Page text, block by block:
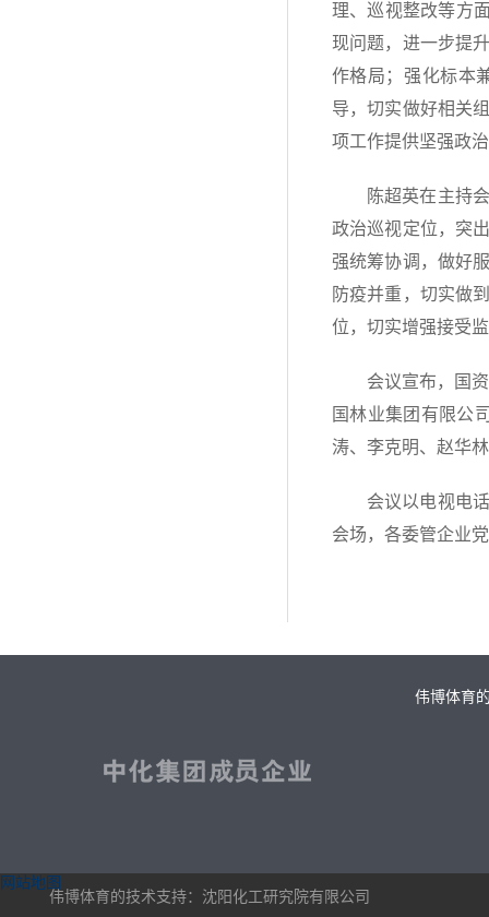
理、巡视整改等方
现问题，进一步提
作格局；强化标本
导，切实做好相关
项工作提供坚强政
陈超英在主持
政治巡视定位，突
强统筹协调，做好
防疫并重，切实做
位，切实增强接受
会议宣布，国
国林业集团有限公
涛、李克明、赵华
会议以电视电
会场，各委管企业
伟博体育
伟博体育的技术支持：沈阳化工研究院有限公司
网站地图